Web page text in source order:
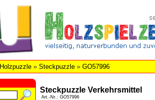
Holzpuzzle » Steckpuzzle » GO57996
Steckpuzzle Verkehrsmittel
Art.-Nr.: GO57996